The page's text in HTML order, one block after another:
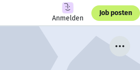
Anmelden
Job posten